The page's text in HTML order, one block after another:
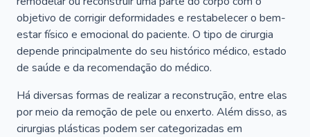
objetivo de corrigir deformidades e restabelecer o bem-
estar físico e emocional do paciente. O tipo de cirurgia
depende principalmente do seu histórico médico, estado
de saúde e da recomendação do médico.
Há diversas formas de realizar a reconstrução, entre elas
por meio da remoção de pele ou enxerto. Além disso, as
cirurgias plásticas podem ser categorizadas em